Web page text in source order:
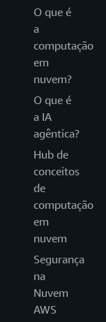
O que é
a
computação
em
nuvem?
O que é
a IA
agêntica?
Hub de
conceitos
de
computação
em
nuvem
Segurança
na
Nuvem
AWS